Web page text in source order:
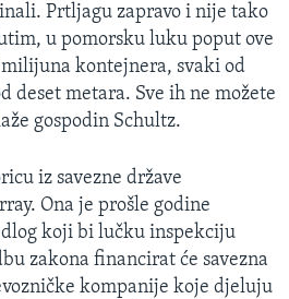
Prtljagu zapravo i nije tako
u pomorsku luku poput ove
kontejnera, svaki od
deset metara. Sve ih ne možete
gospodin Schultz.
iz savezne države
Ona je prošle godine
koji bi lučku inspekciju
zakona financirat će savezna
kompanije koje djeluju